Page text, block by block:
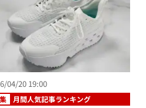
04/20 19:00
月間人気記事ランキング